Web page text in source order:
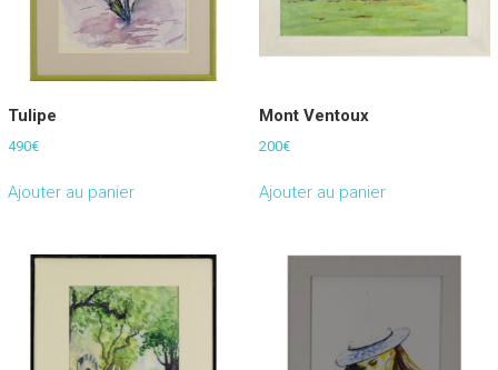
Tulipe
490€
Ajouter au panier
Mont Ventoux
200€
Ajouter au panier